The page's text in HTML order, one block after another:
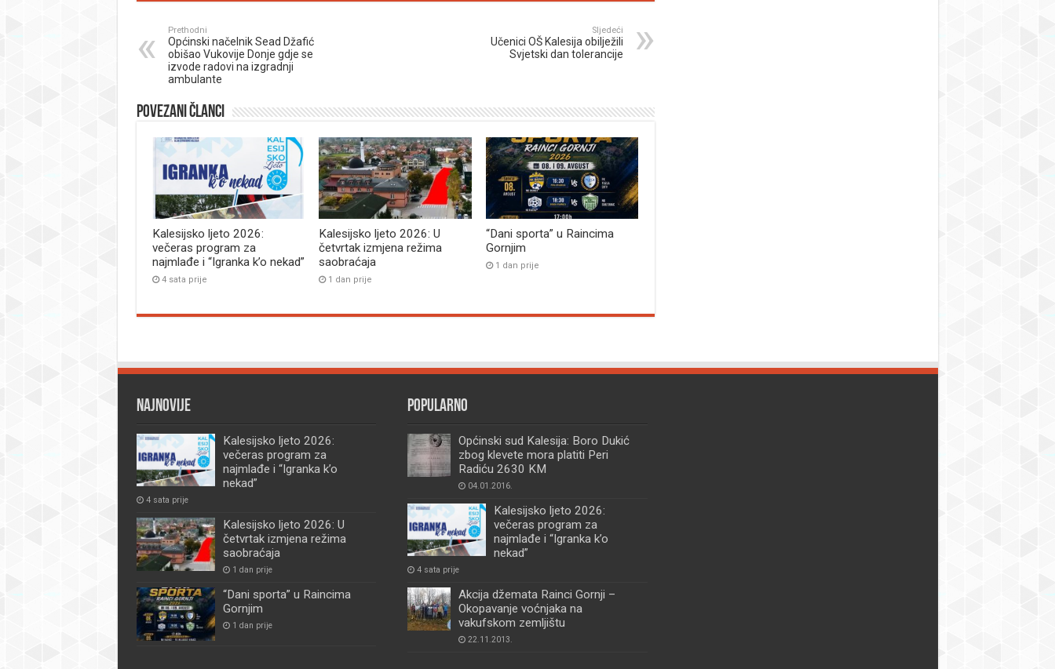
Prethodni
Općinski načelnik Sead Džafić
obišao Vukovije Donje gdje se
izvode radovi na izgradnji
ambulante
Sljedeći
Učenici OŠ Kalesija obilježili
Svjetski dan tolerancije
Povezani članci
Kalesijsko ljeto 2026:
večeras program za
najmlađe i “Igranka k’o nekad”
4 sata prije
Kalesijsko ljeto 2026: U
četvrtak izmjena režima
saobraćaja
1 dan prije
“Dani sporta” u Raincima
Gornjim
1 dan prije
Najnovije
Kalesijsko ljeto 2026:
večeras program za
najmlađe i “Igranka k’o
nekad”
4 sata prije
Kalesijsko ljeto 2026: U
četvrtak izmjena režima
saobraćaja
1 dan prije
“Dani sporta” u Raincima
Gornjim
1 dan prije
Popularno
Općinski sud Kalesija: Boro Dukić
zbog klevete mora platiti Peri
Radiću 2630 KM
04.01.2016.
Kalesijsko ljeto 2026:
večeras program za
najmlađe i “Igranka k’o
nekad”
4 sata prije
Akcija džemata Rainci Gornji –
Okopavanje voćnjaka na
vakufskom zemljištu
22.11.2013.